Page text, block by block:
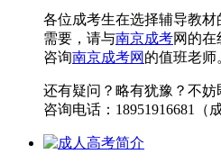
各位成考生在选择辅导教
需要，请与南京成考网的
咨询南京成考网 的值班老师
还有疑问？略有犹豫？不妨
咨询电话：18951916681（